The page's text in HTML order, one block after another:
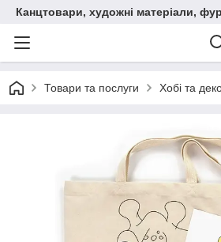
Канцтовари, художні матеріали,
Товари та послуги Хобі та